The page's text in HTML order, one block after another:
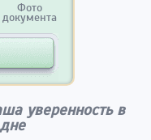
Фото
документа
уверенность в